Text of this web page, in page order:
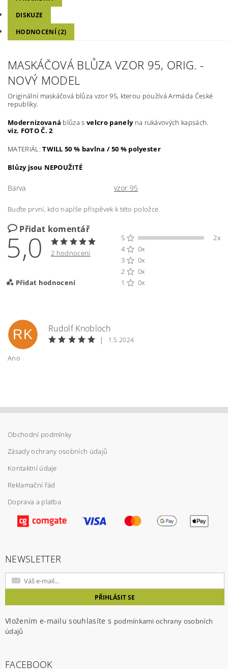
DISKUZE
HODNOCENÍ (2)
MASKÁČOVÁ BLŮZA VZOR 95, ORIG. -
NOVÝ MODEL
Originální maskáčová blůza vzor 95, kterou používá Armáda České
republiky.
Modernizovaná blůza svelcro panely na rukávových kapsách.
viz. FOTO Č. 2
MATERIÁL:TWILL 50 % bavlna / 50 % polyester
Blůzy jsou NEPOUŽITÉ
Barva vzor 95
Buďte první, kdo napíše příspěvek k této položce.
Přidat komentář
5,0 2 hodnocení
Přidat hodnocení
5
2x
4
0x
3
0x
2
0x
1
0x
Vložením hodnocení souhlasíte s
ochrany osobních údajů
RK
Rudolf Knobloch
|
1.5.2024
Ano
Obchodní podmínky
Zásady ochrany osobních údajů
Kontaktní údaje
Reklamační řád
Doprava a platba
NEWSLETTER
Vložením e-mailu souhlasíte s podmínkami ochrany osobních
údajů
FACEBOOK